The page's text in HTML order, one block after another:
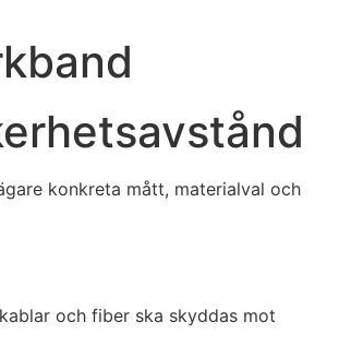
konkreta mått, materialval och
och fiber ska skyddas mot